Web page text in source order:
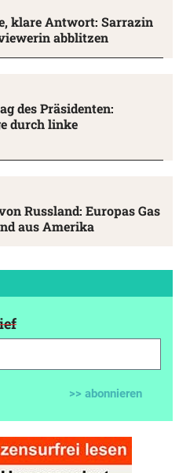
klare Antwort: Sarrazin
abblitzen
des Präsidenten:
durch linke
Russland: Europas Gas
aus Amerika
>> abonnieren